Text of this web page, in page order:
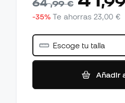
64,99 €
-35% Te ahorras 23,00 €
Escoge tu talla
Añadir